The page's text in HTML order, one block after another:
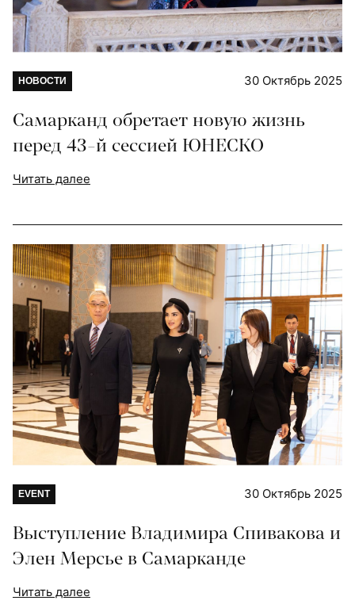
НОВОСТИ 30 Октябрь 2025
Самарканд обретает новую жизнь
перед 43-й сессией ЮНЕСКО
Читать далее
EVENT 30 Октябрь 2025
Выступление Владимира Спивакова и
Элен Мерсье в Самарканде
Читать далее